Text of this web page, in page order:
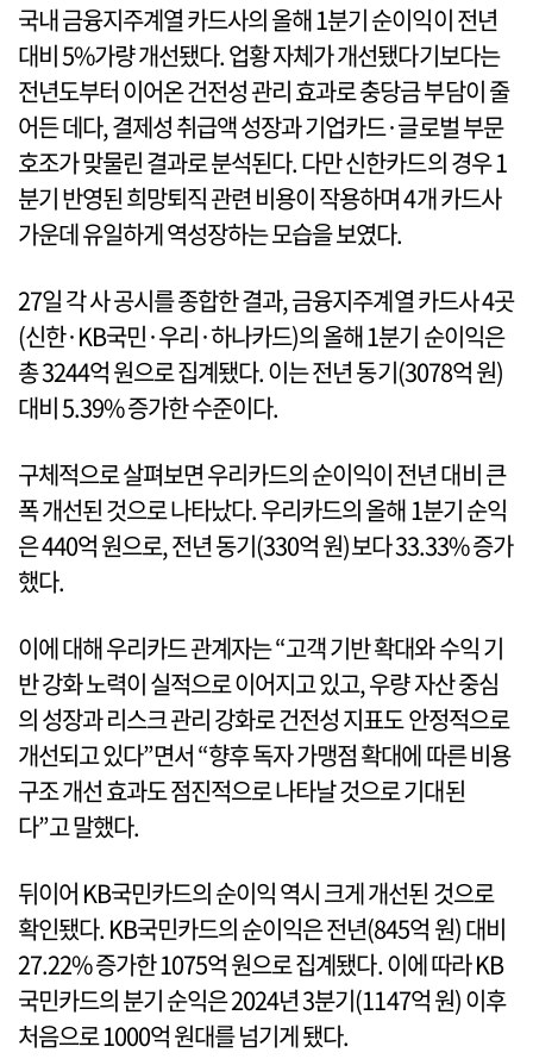
국내 금융지주계열 카드사의 올해 1분기 순이익이 전년
대비 5%가량 개선됐다. 업황 자체가 개선됐다기보다는
전년도부터 이어온 건전성 관리 효과로 충당금 부담이 줄
어든 데다, 결제성 취급액 성장과 기업카드·글로벌 부문
호조가 맞물린 결과로 분석된다. 다만 신한카드의 경우 1
분기 반영된 희망퇴직 관련 비용이 작용하며 4개 카드사
가운데 유일하게 역성장하는 모습을 보였다.
27일 각 사 공시를 종합한 결과, 금융지주계열 카드사 4곳
(신한·KB국민·우리·하나카드)의 올해 1분기 순이익은
총 3244억 원으로 집계됐다. 이는 전년 동기(3078억 원)
대비 5.39% 증가한 수준이다.
구체적으로 살펴보면 우리카드의 순이익이 전년 대비 큰
폭 개선된 것으로 나타났다. 우리카드의 올해 1분기 순익
은 440억 원으로, 전년 동기(330억 원)보다 33.33% 증가
했다.
이에 대해 우리카드 관계자는 “고객 기반 확대와 수익 기
반 강화 노력이 실적으로 이어지고 있고, 우량 자산 중심
의 성장과 리스크 관리 강화로 건전성 지표도 안정적으로
개선되고 있다”면서 “향후 독자 가맹점 확대에 따른 비용
구조 개선 효과도 점진적으로 나타날 것으로 기대된
다”고 말했다.
뒤이어 KB국민카드의 순이익 역시 크게 개선된 것으로
확인됐다. KB국민카드의 순이익은 전년(845억 원) 대비
27.22% 증가한 1075억 원으로 집계됐다. 이에 따라 KB
국민카드의 분기 순익은 2024년 3분기(1147억 원) 이후
처음으로 1000억 원대를 넘기게 됐다.